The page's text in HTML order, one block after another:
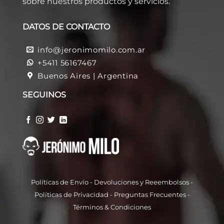
DATOS DE CONTACTO
info@jeronimomilo.com.ar
+5411 56167467
Buenos Aires | Argentina
SEGUINOS
Políticas de Envío - Devoluciones y Reeembolsos -
Políticas de Privacidad - Preguntas Frecuentes-
Términos & Condiciones